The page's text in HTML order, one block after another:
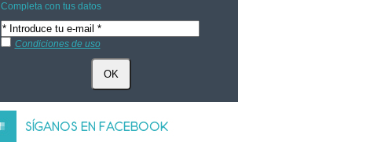
Completa con tus datos
Condiciones de uso